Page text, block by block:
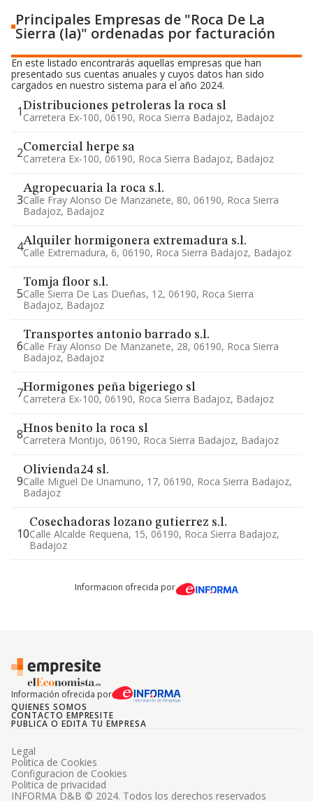
Principales Empresas de "Roca De La
Sierra (la)" ordenadas por facturación
En este listado encontrarás aquellas empresas que han
presentado sus cuentas anuales y cuyos datos han sido
cargados en nuestro sistema para el año 2024.
1Distribuciones petroleras la roca sl
Carretera Ex-100, 06190, Roca Sierra Badajoz, Badajoz
2Comercial herpe sa
Carretera Ex-100, 06190, Roca Sierra Badajoz, Badajoz
3
Agropecuaria la roca s.l.
Calle Fray Alonso De Manzanete, 80, 06190, Roca Sierra
Badajoz, Badajoz
4Alquiler hormigonera extremadura s.l.
Calle Extremadura, 6, 06190, Roca Sierra Badajoz, Badajoz
5
Tomja floor s.l.
Calle Sierra De Las Dueñas, 12, 06190, Roca Sierra
Badajoz, Badajoz
6
Transportes antonio barrado s.l.
Calle Fray Alonso De Manzanete, 28, 06190, Roca Sierra
Badajoz, Badajoz
7Hormigones peña bigeriego sl
Carretera Ex-100, 06190, Roca Sierra Badajoz, Badajoz
8Hnos benito la roca sl
Carretera Montijo, 06190, Roca Sierra Badajoz, Badajoz
9
Olivienda24 sl.
Calle Miguel De Unamuno, 17, 06190, Roca Sierra Badajoz,
Badajoz
10
Cosechadoras lozano gutierrez s.l.
Calle Alcalde Requena, 15, 06190, Roca Sierra Badajoz,
Badajoz
Informacion ofrecida por
Información ofrecida por
QUIENES SOMOS
CONTACTO EMPRESITE
PUBLICA O EDITA TU EMPRESA
INFORMA D&B © 2024. Todos los derechos reservados
Legal
Politica de Cookies
Configuracion de Cookies
Politica de privacidad